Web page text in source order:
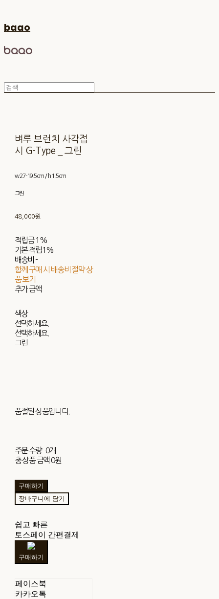
baao
벼루 브런치 사각접
시 G-Type _ 그린
w 27-19.5cm / h 1.5cm
그린
48,000원
적립금 1%
기본 적립1%
배송비-
함께 구매 시 배송비 절약 상
품 보기
추가 금액
색상
선택하세요.
선택하세요.
그린
품절된 상품입니다.
주문 수량 0개
총 상품 금액0원
구매하기
장바구니에 담기
쉽고 빠른
토스페이 간편결제
구매하기
페이스북
카카오톡